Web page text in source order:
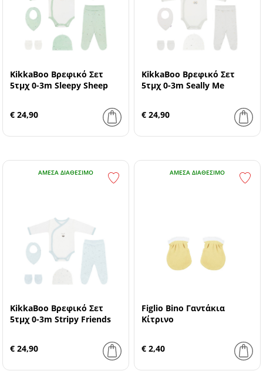
KikkaBoo Βρεφικό Σετ
5τμχ 0-3m Sleepy Sheep
€ 24,90
KikkaBoo Βρεφικό Σετ
5τμχ 0-3m Seally Me
€ 24,90
ΆΜΕΣΑ ΔΙΑΘΈΣΙΜΟ
KikkaBoo Βρεφικό Σετ
5τμχ 0-3m Stripy Friends
€ 24,90
ΆΜΕΣΑ ΔΙΑΘΈΣΙΜΟ
Figlio Bino Γαντάκια
Κίτρινο
€ 2,40